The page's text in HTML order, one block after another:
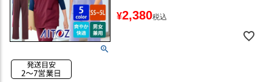
¥2,380税込